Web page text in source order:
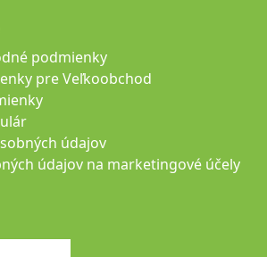
podmienky
pre Veľkoobchod
údajov
údajov na marketingové účely